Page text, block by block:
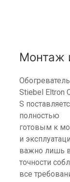
Монтаж
Обогреватель
Stiebel Eltron
S
полностью
готовым к
и
важно лишь
точности
все